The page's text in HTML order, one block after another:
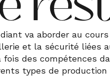
va aborder au
et la sécurité liées
fois des compétences
types de